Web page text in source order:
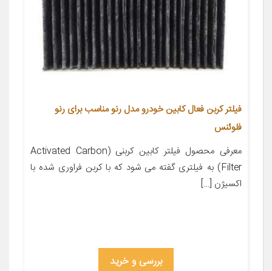
فیلتر کربن فعال کابین خودرو مدل رنو مناسب برای رنو
فلوئنس
معرفی محصول فیلتر کابین کربنی (Activated Carbon
Filter) به فیلتری گفته می شود که با کربن فراوری شده با
اکسیژن […]
بررسی و خرید